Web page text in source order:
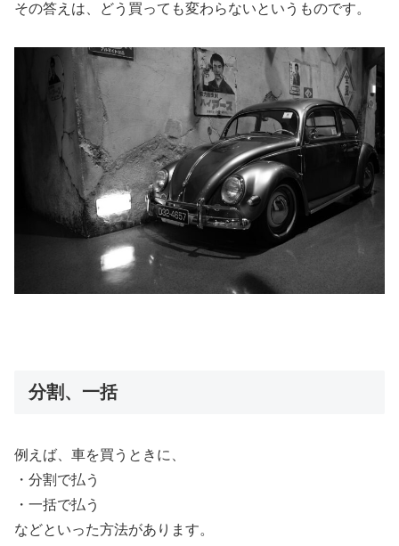
その答えは、どう買っても変わらないというものです。
分割、一括
例えば、車を買うときに、
・分割で払う
・一括で払う
などといった方法があります。